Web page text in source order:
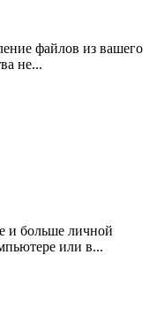
файлов из вашего
не...
и больше личной
или в...